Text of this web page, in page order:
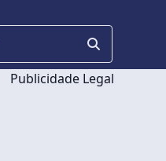
Publicidade Legal